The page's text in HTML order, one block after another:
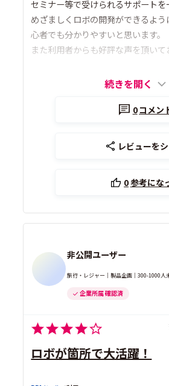
セミナー等で受けられるサポートを
めざましくロボの開発ができるよ
心者でも分かりやすいと思います。
また利用者からも好評な声を頂いて
続きを開く
0コメン
レビューを
0参考にな
非公開ユーザー
旅行・レジャー｜製品企画｜300-1000人
企業所属 確認済
ロボが箇所で大活躍！